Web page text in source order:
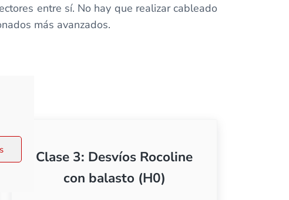
entre sí. No hay que realizar cableado
más avanzados.
Clase 3: Desvíos Rocoline
con balasto (H0)